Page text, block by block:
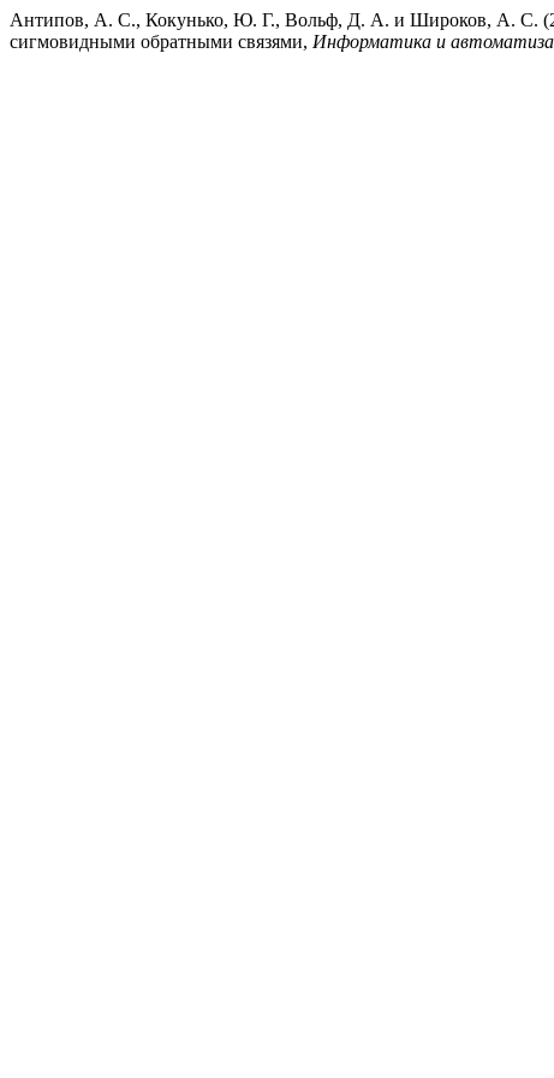
Антипов, А. С., Кокунько, Ю. Г., Вольф, Д. А. и Широков, А. С.
сигмовидными обратными связями, Информатика и